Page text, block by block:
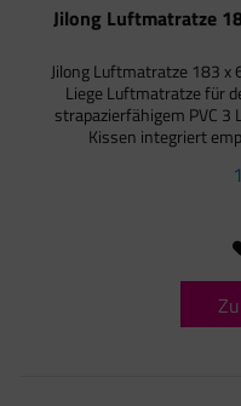
Jilong Luftmatratze
Jilong Luftmatratze 183 x
Liege Luftmatratze für
strapazierfähigem PVC
Kissen integriert